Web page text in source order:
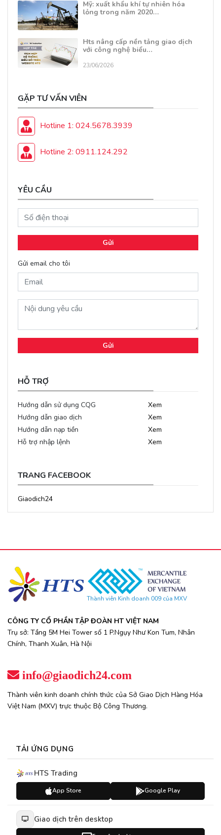
Mỹ: xuất khẩu khí tự nhiên hóa
lỏng trong năm 2020…
Hts nâng cấp nền tảng giao dịch
với công nghệ biểu…
23/06/2026
GẶP TƯ VẤN VIÊN
Hotline 1: 024.5678.3939
Hotline 2: 0911.124.292
YÊU CẦU
Gửi
Gửi email cho tôi
Gửi
HỖ TRỢ
Hướng dẫn sử dụng CQG
Xem
Hướng dẫn giao dịch
Xem
Hướng dẫn nạp tiền
Xem
Hỗ trợ nhập lệnh
Xem
TRANG FACEBOOK
Giaodich24
Thành viên Kinh doanh 009 của MXV
CÔNG TY CỔ PHẦN TẬP ĐOÀN HT VIỆT NAM
Trụ sở: Tầng 5M Hei Tower số 1 P.Ngụy Như Kon Tum, Nhân
Chính, Thanh Xuân, Hà Nội
info@giaodich24.com
Thành viên kinh doanh chính thức của Sở Giao Dịch Hàng Hóa
Việt Nam (MXV) trực thuộc Bộ Công Thương.
TẢI ỨNG DỤNG
HTS Trading
App Store Google Play
Giao dịch trên desktop